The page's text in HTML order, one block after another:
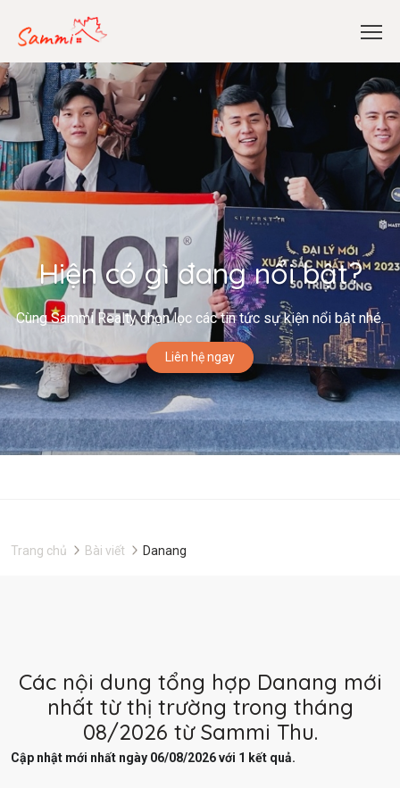
Hiện có gì đang nổi bật?
Cùng Sammi Realty chọn lọc các tin tức sự kiện nổi bật nhé.
Liên hệ ngay
Trang chủ Bài viết Danang
Các nội dung tổng hợp Danang mới
nhất từ thị trường trong tháng
08/2026 từ Sammi Thu.
Cập nhật mới nhất ngày 06/08/2026 với 1 kết quả.